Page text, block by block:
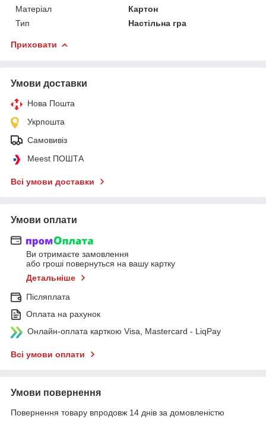
Матеріал
Картон
Тип
Настільна гра
Приховати
Умови доставки
Нова Пошта
Укрпошта
Самовивіз
Meest ПОШТА
Всі умови доставки
Умови оплати
Ви отримаєте замовлення
або гроші повернуться на вашу картку
Детальніше
Післяплата
Оплата на рахунок
Онлайн-оплата карткою Visa, Mastercard - LiqPay
Всі умови оплати
Умови повернення
Повернення товару впродовж 14 днів за домовленістю